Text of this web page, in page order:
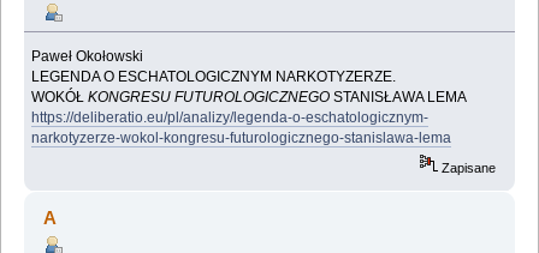
Paweł Okołowski
LEGENDA O ESCHATOLOGICZNYM NARKOTYZERZE.
WOKÓŁKONGRESU FUTUROLOGICZNEGO STANISŁAWA LEMA
https://deliberatio.eu/pl/analizy/legenda-o-eschatologicznym-
narkotyzerze-wokol-kongresu-futurologicznego-stanislawa-lema
Zapisane
A